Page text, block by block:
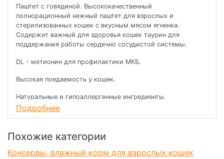
Паштет с говядиной. Высококачественный
полнорационный нежный паштет для взрослых и
стерилизованных кошек с вкусным мясом ягненка.
Содержит важный для здоровья кошек таурин для
поддержания работы сердечно сосудистой системы.
DL - метионин для профилактики МКБ.
Высокая поедаемость у кошек.
Натуральные и гипоаллергенные ингредиенты.
Не содержит искусственных ароматизаторов и
Содержит витамины и минералы для крепкого
иммунитета.
Подробнее
Похожие категории
Консервы, влажный корм для взрослых кошек